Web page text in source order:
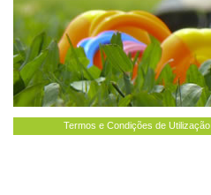
Termos e Condições de Utilização